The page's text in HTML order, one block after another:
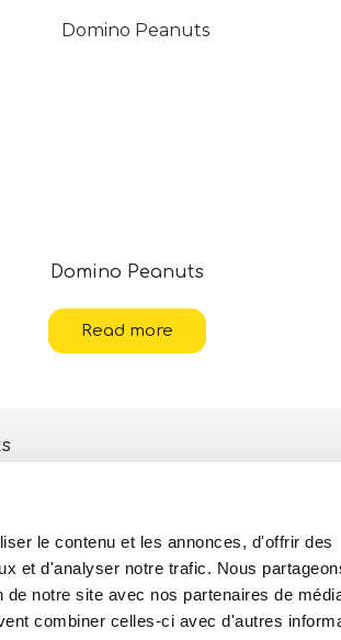
le contenu et les annonces, d'offrir des
et d'analyser notre trafic. Nous
notre site avec nos partenaires de
combiner celles-ci avec d'autres
Domino Peanuts
Read more
de Confidentialité et de Cookies